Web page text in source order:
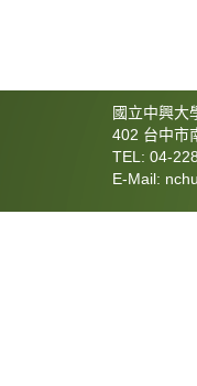
國立中興大
402 台中市
TEL: 04-
E-Mail: